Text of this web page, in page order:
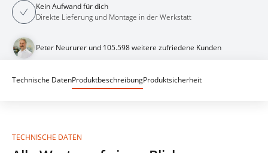
Kein Aufwand für dich
Direkte Lieferung und Montage in der Werkstatt
Peter Neururer und 105.598 weitere zufriedene Kunden
Technische DatenProduktbeschreibungProduktsicherheit
TECHNISCHE DATEN